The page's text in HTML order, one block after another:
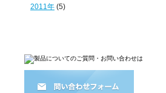
2011年 (5)